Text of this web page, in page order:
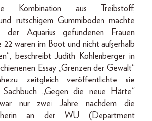
Kombination aus Treibstoff,
rutschigem Gummiboden machte
Aquarius gefundenen Frauen
22 waren im Boot und nicht außerhalb
beschreibt Judith Kohlenberger in
Essay „Grenzen der Gewalt“
zeitgleich veröffentlichte sie
Sachbuch „Gegen die neue Härte“
nur zwei Jahre nachdem die
an der WU (Department